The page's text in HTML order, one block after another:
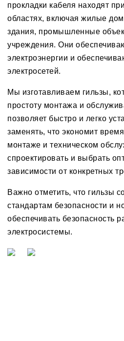
прокладки кабеля находят
областях, включая жилые
здания, промышленные
учреждения. Они
электроэнергии и
электросетей.
Мы изготавливаем гильзы,
простоту монтажа и
позволяет быстро и легко
заменять, что экономит
монтаже и техническом
спроектировать и выбрать
зависимости от конкретных
Важно отметить, что гильзы
стандартам безопасности и
обеспечивать безопасность
электросистемы.